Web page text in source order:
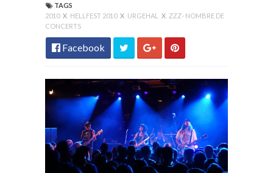
TAGS
2010 X HELLFEST 2010 X URGEHAL X ZZZ- NOMBRE DE
CONCERTS
Facebook